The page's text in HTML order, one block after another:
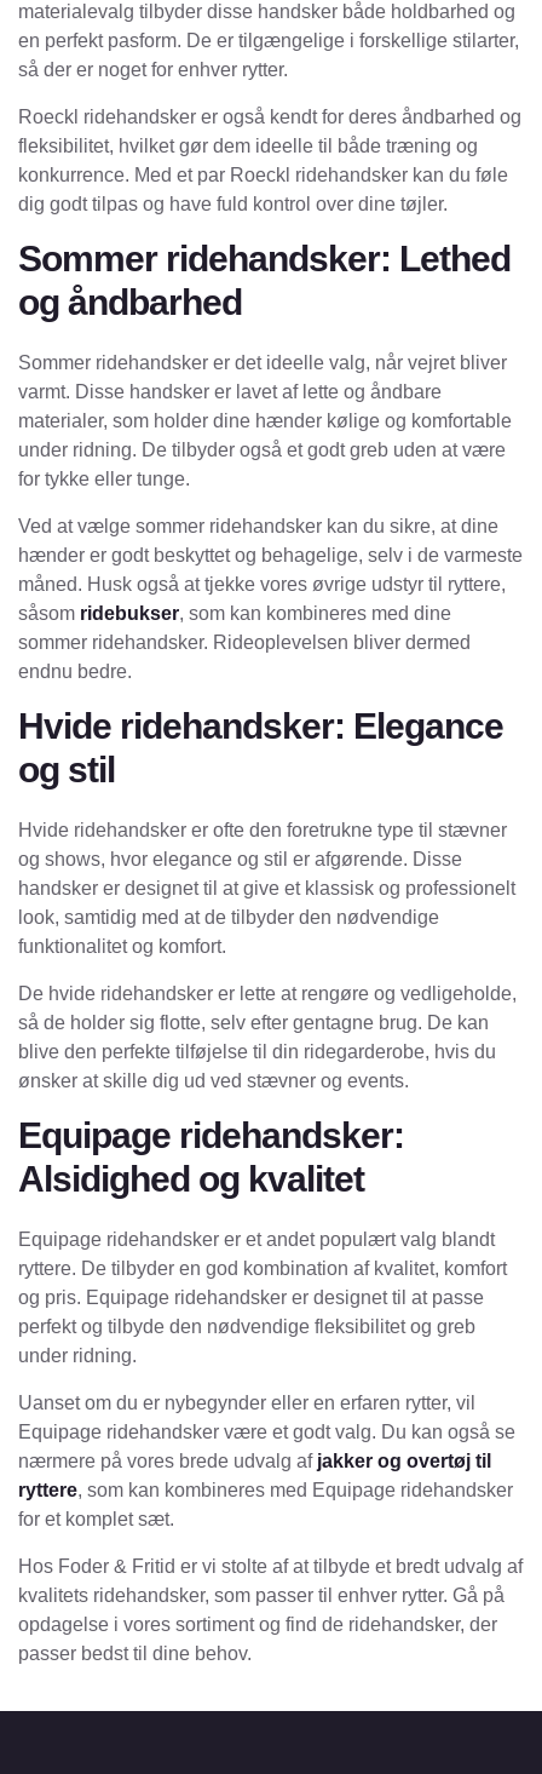
materialevalg tilbyder disse handsker både holdbarhed og
en perfekt pasform. De er tilgængelige i forskellige stilarter,
så der er noget for enhver rytter.
Roeckl ridehandsker er også kendt for deres åndbarhed og
fleksibilitet, hvilket gør dem ideelle til både træning og
konkurrence. Med et par Roeckl ridehandsker kan du føle
dig godt tilpas og have fuld kontrol over dine tøjler.
Sommer ridehandsker: Lethed
og åndbarhed
Sommer ridehandsker er det ideelle valg, når vejret bliver
varmt. Disse handsker er lavet af lette og åndbare
materialer, som holder dine hænder kølige og komfortable
under ridning. De tilbyder også et godt greb uden at være
for tykke eller tunge.
Ved at vælge sommer ridehandsker kan du sikre, at dine
hænder er godt beskyttet og behagelige, selv i de varmeste
måned. Husk også at tjekke vores øvrige udstyr til ryttere,
såsom ridebukser, som kan kombineres med dine
sommer ridehandsker. Rideoplevelsen bliver dermed
endnu bedre.
Hvide ridehandsker: Elegance
og stil
Hvide ridehandsker er ofte den foretrukne type til stævner
og shows, hvor elegance og stil er afgørende. Disse
handsker er designet til at give et klassisk og professionelt
look, samtidig med at de tilbyder den nødvendige
funktionalitet og komfort.
De hvide ridehandsker er lette at rengøre og vedligeholde,
så de holder sig flotte, selv efter gentagne brug. De kan
blive den perfekte tilføjelse til din ridegarderobe, hvis du
ønsker at skille dig ud ved stævner og events.
Equipage ridehandsker:
Alsidighed og kvalitet
Equipage ridehandsker er et andet populært valg blandt
ryttere. De tilbyder en god kombination af kvalitet, komfort
og pris. Equipage ridehandsker er designet til at passe
perfekt og tilbyde den nødvendige fleksibilitet og greb
under ridning.
Uanset om du er nybegynder eller en erfaren rytter, vil
Equipage ridehandsker være et godt valg. Du kan også se
nærmere på vores brede udvalg af jakker og overtøj til
ryttere, som kan kombineres med Equipage ridehandsker
for et komplet sæt.
Hos Foder & Fritid er vi stolte af at tilbyde et bredt udvalg af
kvalitets ridehandsker, som passer til enhver rytter. Gå på
opdagelse i vores sortiment og find de ridehandsker, der
passer bedst til dine behov.